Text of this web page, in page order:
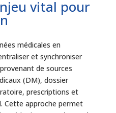
vital pour
médicales en
et synchroniser
de sources
(DM), dossier
prescriptions et
Cette approche permet